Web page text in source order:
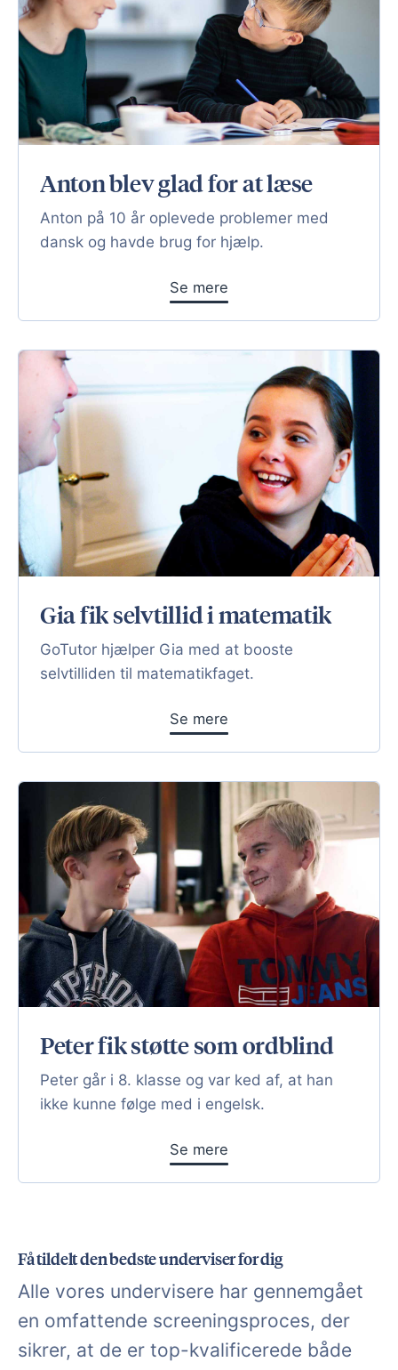
Anton blev glad for at læse
Anton på 10 år oplevede problemer med
dansk og havde brug for hjælp.
Se mere
Gia fik selvtillid i matematik
GoTutor hjælper Gia med at booste
selvtilliden til matematikfaget.
Se mere
Peter fik støtte som ordblind
Peter går i 8. klasse og var ked af, at han
ikke kunne følge med i engelsk.
Se mere
Få tildelt den bedste underviser for dig
Alle vores undervisere har gennemgået
en omfattende screeningsproces, der
sikrer, at de er top-kvalificerede både